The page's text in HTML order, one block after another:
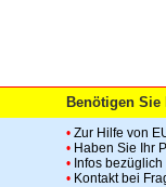
Benötigen Sie
• Zur Hilfe von
• Haben Sie Ihr
• Infos
• Kontakt bei